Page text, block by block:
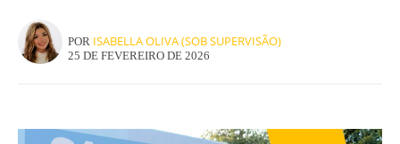
POR ISABELLA OLIVA (SOB SUPERVISÃO)
25 DE FEVEREIRO DE 2026